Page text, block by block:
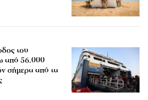
του
από 56.000
σήμερα από τα